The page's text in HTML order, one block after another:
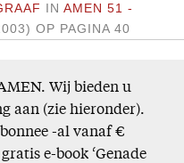
INAMEN 51 -
OP PAGINA 40
Wij bieden u
aan (zie hieronder).
-al vanaf €
e-book ‘Genade